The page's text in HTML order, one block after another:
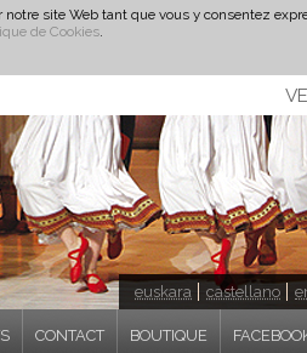
site Web tant que vous y consentez
de Cookies.
euskara castellano
CONTACT BOUTIQUE